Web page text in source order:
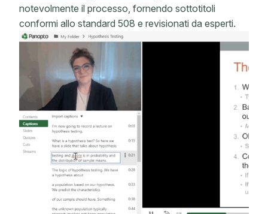
notevolmente il processo, fornendo sottotitoli
conformi allo standard 508 e revisionati da esperti.